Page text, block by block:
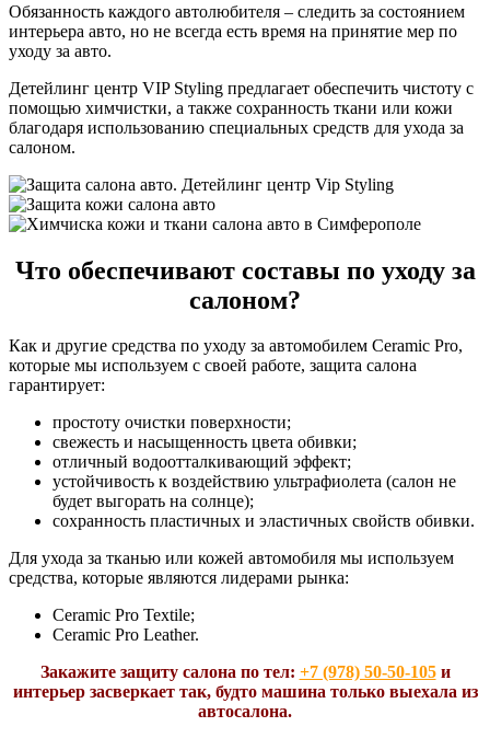
Обязанность каждого автолюбителя – следить за состоянием
интерьера авто, но не всегда есть время на принятие мер по
уходу за авто.
Детейлинг центр VIP Styling предлагает обеспечить чистоту с
помощью химчистки, а также сохранность ткани или кожи
благодаря использованию специальных средств для ухода за
салоном.
Что обеспечивают составы по уходу за
салоном?
Как и другие средства по уходу за автомобилем Ceramic Pro,
которые мы используем с своей работе, защита салона
гарантирует:
простоту очистки поверхности;
свежесть и насыщенность цвета обивки;
отличный водоотталкивающий эффект;
устойчивость к воздействию ультрафиолета (салон не
будет выгорать на солнце);
сохранность пластичных и эластичных свойств обивки.
Для ухода за тканью или кожей автомобиля мы используем
средства, которые являются лидерами рынка:
Ceramic Pro Textile;
Ceramic Pro Leather.
Закажите защиту салона по тел: +7 (978) 50-50-105 и
интерьер засверкает так, будто машина только выехала из
автосалона.